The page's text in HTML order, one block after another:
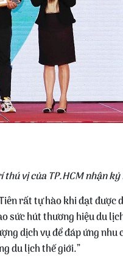
vị của TP.HCM nhận
rất tự hào khi đạt
sức hút thương hiệu du
dịch vụ để đáp ứng
du lịch thế giới.”